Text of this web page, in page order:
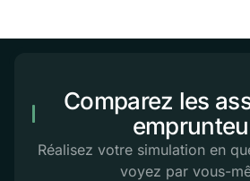
Comparez les
Réalisez votre simulation en
voyez par vous-